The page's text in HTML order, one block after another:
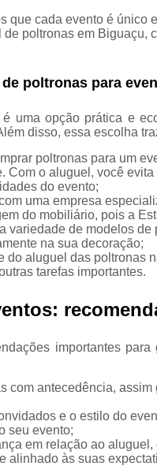
que cada evento é único
poltronas em Biguaçu,
poltronas para
uma opção prática e
disso, essa escolha
poltronas para um
Com o aluguel, você
do evento;
uma empresa
do mobiliário, pois a
variedade de modelos de
na sua decoração;
do aluguel das poltronas
tarefas importantes.
importantes
com antecedência,
e o estilo do
seu evento;
em relação ao
alinhado às suas